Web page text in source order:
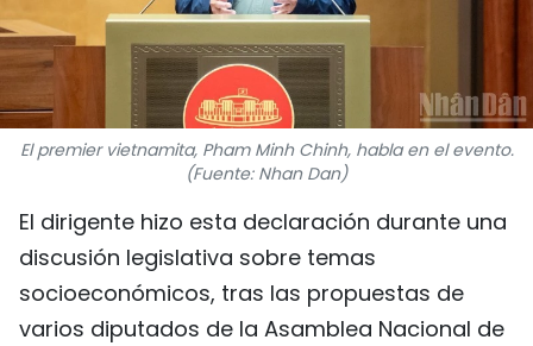
¿QUIÉNES SOMOS?
TIẾNG VIỆT
ENGLISH
中文
FRANÇAIS
El premier vietnamita, Pham Minh Chinh, habla en el evento.
(Fuente: Nhan Dan)
El dirigente hizo esta declaración durante una
discusión legislativa sobre temas
socioeconómicos, tras las propuestas de
varios diputados de la Asamblea Nacional de